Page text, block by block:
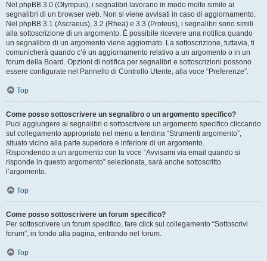
Nel phpBB 3.0 (Olympus), i segnalibri lavorano in modo molto simile ai
segnalibri di un browser web. Non si viene avvisati in caso di aggiornamento.
Nel phpBB 3.1 (Ascraeus), 3.2 (Rhea) e 3.3 (Proteus), i segnalibri sono simili
alla sottoscrizione di un argomento. È possibile ricevere una notifica quando
un segnalibro di un argomento viene aggiornato. La sottoscrizione, tuttavia, ti
comunicherà quando c’è un aggiornamento relativo a un argomento o in un
forum della Board. Opzioni di notifica per segnalibri e sottoscrizioni possono
essere configurate nel Pannello di Controllo Utente, alla voce “Preferenze”.
Top
Come posso sottoscrivere un segnalibro o un argomento specifico?
Puoi aggiungere ai segnalibri o sottoscrivere un argomento specifico cliccando
sul collegamento appropriato nel menu a tendina “Strumenti argomento”,
situato vicino alla parte superiore e inferiore di un argomento.
Rispondendo a un argomento con la voce “Avvisami via email quando si
risponde in questo argomento” selezionata, sarà anche sottoscritto
l’argomento.
Top
Come posso sottoscrivere un forum specifico?
Per sottoscrivere un forum specifico, fare click sul collegamento “Sottoscrivi
forum”, in fondo alla pagina, entrando nel forum.
Top